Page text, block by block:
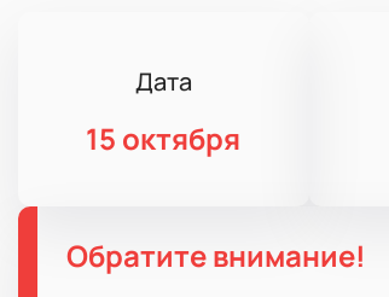
Дата
15 октября
Обратите внимание!